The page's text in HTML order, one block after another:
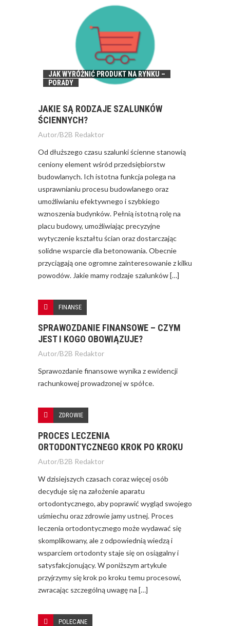
JAK WYRÓŻNIĆ PRODUKT NA RYNKU –
PORADY
JAKIE SĄ RODZAJE SZALUNKÓW
ŚCIENNYCH?
Autor/B2B Redaktor
Od dłuższego czasu szalunki ścienne stanowią
ceniony element wśród przedsiębiorstw
budowlanych. Ich istotna funkcja polega na
usprawnianiu procesu budowlanego oraz
umożliwianiu efektywnego i szybkiego
wznoszenia budynków. Pełnią istotną rolę na
placu budowy, umożliwiając precyzyjne
wytyczenie kształtu ścian oraz dostarczając
solidne wsparcie dla betonowania. Obecnie
przyciągają one ogromne zainteresowanie z kilku
powodów. Jakie mamy rodzaje szalunków […]
FINANSE
SPRAWOZDANIE FINANSOWE – CZYM
JEST I KOGO OBOWIĄZUJE?
Autor/B2B Redaktor
Sprawozdanie finansowe wynika z ewidencji
rachunkowej prowadzonej w spółce.
ZDROWIE
PROCES LECZENIA
ORTODONTYCZNEGO KROK PO KROKU
Autor/B2B Redaktor
W dzisiejszych czasach coraz więcej osób
decyduje się na założenie aparatu
ortodontycznego, aby poprawić wygląd swojego
uśmiechu oraz zdrowie jamy ustnej. Proces
leczenia ortodontycznego może wydawać się
skomplikowany, ale z odpowiednią wiedzą i
wsparciem ortodonty staje się on osiągalny i
satysfakcjonujący. W poniższym artykule
przyjrzymy się krok po kroku temu procesowi,
zwracając szczególną uwagę na […]
POLECANE